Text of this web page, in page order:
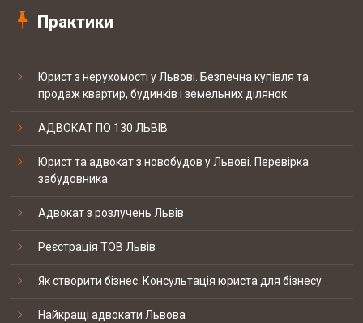
12-09 2017 NOMO SP. z o.o.
автоматизації систем""
Штрафи за порушення трудового
Скорочено підстави для проведення
позапланових податкових перевірок
19-20 березня відбувались національні
Практики
Юрист з нерухомості у Львові. Безпечна купівля та
продаж квартир, будинків і земельних ділянок
АДВОКАТ ПО 130 ЛЬВІВ
Юрист та адвокат з новобудов у Львові. Перевірка
забудовника.
Адвокат з розлучень Львів
Реєстрація ТОВ Львів
Як створити бізнес. Консультація юриста для бізнесу
Найкращі адвокати Львова